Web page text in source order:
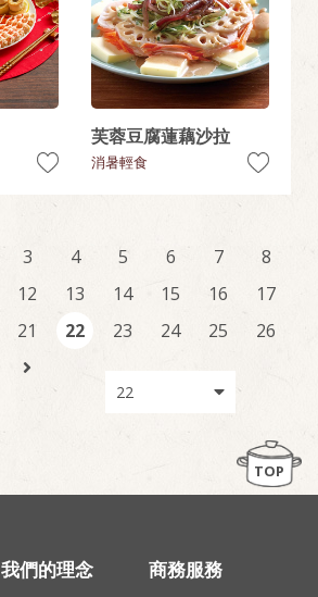
芙蓉豆腐蓮藕沙拉
消暑輕食
3 4 5 6 7
8
12 13 14 15 16
17
21 22 23 24 25
26
TOP
我們的理念 商務服務